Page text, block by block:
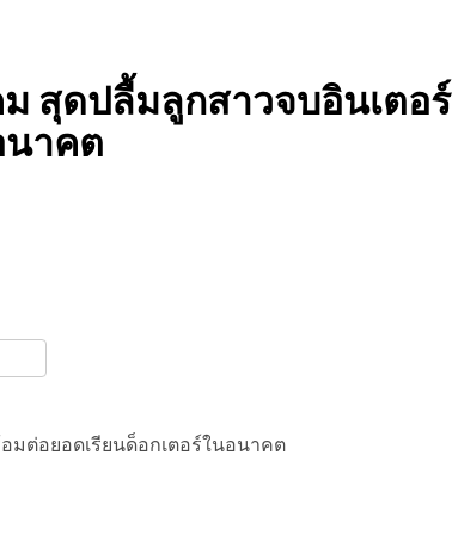
สุดปลื้มลูกสาวจบอินเตอร์
นาคต
ต่อยอดเรียนด็อกเตอร์ในอนาคต